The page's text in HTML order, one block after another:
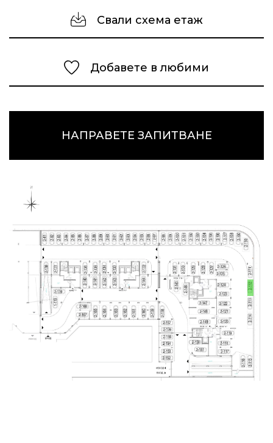
Свали схема етаж
Добавете в любими
НАПРАВЕТЕ ЗАПИТВАНЕ